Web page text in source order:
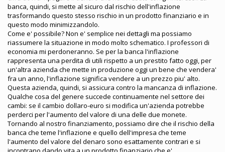
banca, quindi, si mette al sicuro dal rischio dell'inflazione
trasformando questo stesso rischio in un prodotto finanziario e in
questo modo minimizzandolo.
Come e' possibile? Non e' semplice nei dettagli ma possiamo
riassumere la situazione in modo molto schematico. I professori di
economia mi perdoneranno. Se per la banca l'inflazione
rappresenta una perdita di utili rispetto a un prestito fatto oggi, per
un'altra azienda che mette in produzione oggi un bene che vendera'
fra un anno, l'inflazione significa vendere a un prezzo piu' alto.
Questa azienda, quindi, si assicura contro la mancanza di inflazione.
Qualche cosa del genere succede continuamente nel settore dei
cambi: se il cambio dollaro-euro si modifica un'azienda potrebbe
perderci per l'aumento del valore di una delle due monete.
Tornando al nostro finanziamento, possiamo dire che il rischio della
banca che teme l'inflazione e quello dell'impresa che teme
l'aumento del valore del denaro sono esattamente contrari e si